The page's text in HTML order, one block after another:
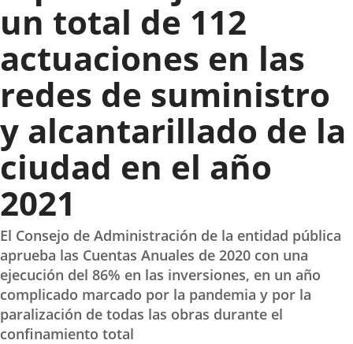
un total de 112
actuaciones en las
redes de suministro
y alcantarillado de la
ciudad en el año
2021
El Consejo de Administración de la entidad pública
aprueba las Cuentas Anuales de 2020 con una
ejecución del 86% en las inversiones, en un año
complicado marcado por la pandemia y por la
paralización de todas las obras durante el
confinamiento total